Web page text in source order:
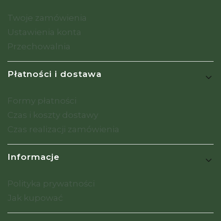
Twoje zamówienia
Ustawienia konta
Przechowalnia
Płatności i dostawa
Formy płatności
Czas i koszty dostawy
Czas realizacji zamówienia
Informacje
Polityka prywatności
Jak kupować